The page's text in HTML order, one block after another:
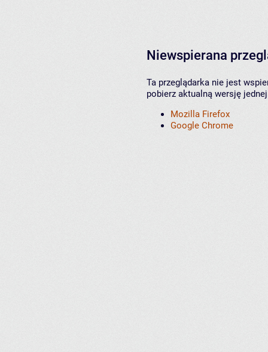
Niewspierana
Ta przeglądarka nie jest
pobierz aktualną wersję
Mozilla Firefox
Google Chrome